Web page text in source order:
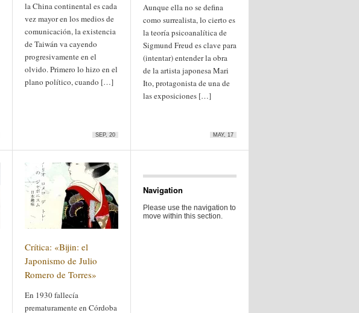
la China continental es cada
vez mayor en los medios de
comunicación, la existencia
de Taiwán va cayendo
progresivamente en el
olvido. Primero lo hizo en el
plano político, cuando […]
SEP, 20
Aunque ella no se defina
como surrealista, lo cierto es
la teoría psicoanalítica de
Sigmund Freud es clave para
(intentar) entender la obra
de la artista japonesa Mari
Ito, protagonista de una de
las exposiciones […]
MAY, 17
Crítica: «Bijin: el
Japonismo de Julio
Romero de Torres»
En 1930 fallecía
prematuramente en Córdoba
Navigation
Please use the navigation to
move within this section.